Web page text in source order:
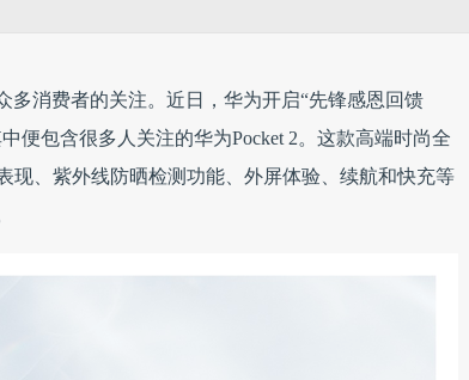
消费者的关注。近日，华为开启“先锋感恩回馈
便包含很多人关注的华为Pocket 2。这款高端时尚全
、紫外线防晒检测功能、外屏体验、续航和快充等